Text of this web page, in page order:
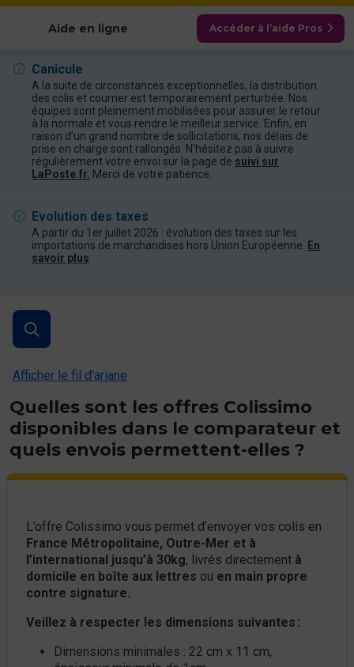
Aide en ligne Accéder à l’aide Pros
Canicule
A la suite de circonstances exceptionnelles, la distribution
des colis et courrier est temporairement perturbée. Nos
équipes sont pleinement mobilisées pour assurer le retour
à la normale et vous rendre le meilleur service. Enfin, en
raison d’un grand nombre de sollicitations, nos délais de
prise en charge sont rallongés. N’hésitez pas à suivre
régulièrement votre envoi sur la page de suivi sur
LaPoste.fr. Merci de votre patience.
Evolution des taxes
A partir du 1er juillet 2026 : évolution des taxes sur les
importations de marchandises hors Union Européenne.
En
savoir plus
Afficher le fil d'ariane
Quelles sont les offres Colissimo
disponibles dans le comparateur et
quels envois permettent-elles ?
L’offre Colissimo vous permet d’envoyer vos colis en
France Métropolitaine, Outre-Mer et à
l’international jusqu’à 30kg, livrés directement à
domicile en boîte aux lettres ou en main propre
contre signature.
Veillez à respecter les dimensions suivantes :
Dimensions minimales : 22 cm x 11 cm,